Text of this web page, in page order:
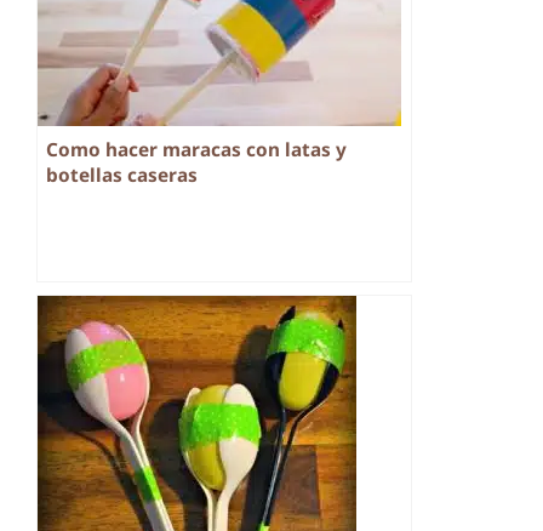
Como hacer maracas con latas y
botellas caseras